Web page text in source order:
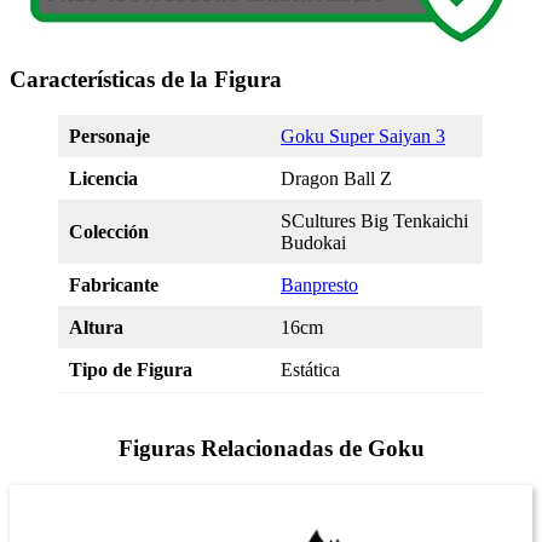
Características de la Figura
Personaje Goku Super Saiyan 3
Licencia Dragon Ball Z
Colección
SCultures Big Tenkaichi
Budokai
Fabricante Banpresto
Altura 16cm
Tipo de Figura Estática
Figuras Relacionadas de Goku